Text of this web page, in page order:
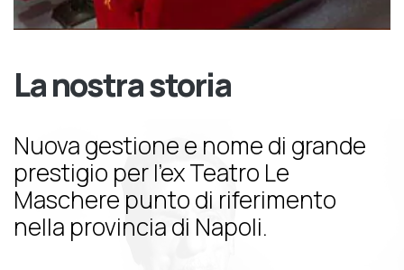
La nostra storia
Nuova gestione e nome di grande
prestigio per l’ex Teatro Le
Maschere punto di riferimento
nella provincia di Napoli.